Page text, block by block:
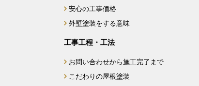
2024年10月
2024年8月
2024年7月
安心の工事価格
外壁塗装をする意味
工事工程・工法
お問い合わせから施工完了まで
こだわりの屋根塗装